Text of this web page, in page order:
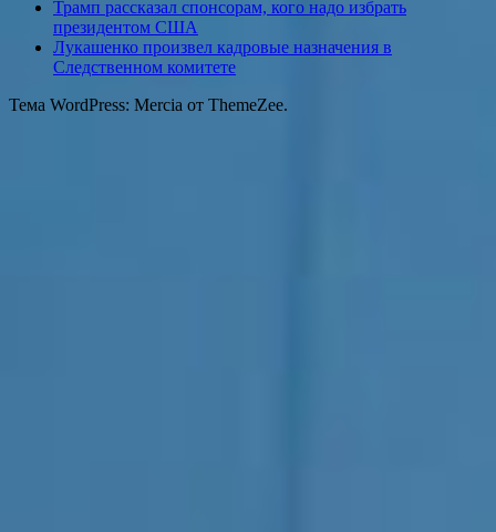
Трамп рассказал спонсорам, кого надо избрать
президентом США
Лукашенко произвел кадровые назначения в
Следственном комитете
Тема WordPress: Mercia от ThemeZee.